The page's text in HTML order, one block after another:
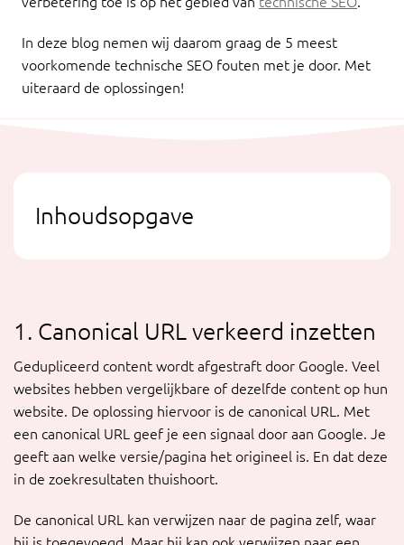
In deze blog nemen wij daarom graag de 5 meest
voorkomende technische SEO fouten met je door. Met
uiteraard de oplossingen!
Inhoudsopgave
1. Canonical URL verkeerd inzetten
Gedupliceerd content wordt afgestraft door Google. Veel
websites hebben vergelijkbare of dezelfde content op hun
website. De oplossing hiervoor is de canonical URL. Met
een canonical URL geef je een signaal door aan Google. Je
geeft aan welke versie/pagina het origineel is. En dat deze
in de zoekresultaten thuishoort.
De canonical URL kan verwijzen naar de pagina zelf, waar